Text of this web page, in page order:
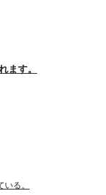
ます。
る。